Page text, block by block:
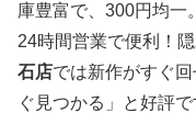
庫豊富で、300円均一。
24時間営業で便利！
石店では新作がすぐ
ぐ見つかる」と好評で